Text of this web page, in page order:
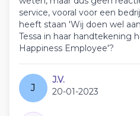
service, vooral voor een
heeft staan 'Wij doen wel
Tessa in haar handtekening
Happiness Employee'?
J
J.V.
20-01-2023